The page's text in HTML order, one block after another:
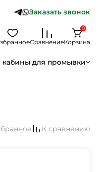
Заказать звонок
СравнениеКорзина
0
для промывки
К сравнению